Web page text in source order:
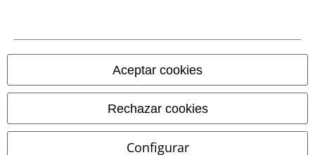
Aceptar cookies
Rechazar cookies
Configurar
Eliminación de residuos y protección del medioambiente
Declaración de Conformidad